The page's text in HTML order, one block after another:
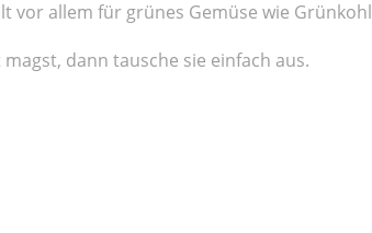
vor allem für grünes Gemüse wie Grünkohl
dann tausche sie einfach aus.